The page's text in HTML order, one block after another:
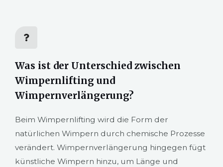
Was ist der Unterschied zwischen
Wimpernlifting und
Wimpernverlängerung?
Beim Wimpernlifting wird die Form der
natürlichen Wimpern durch chemische Prozesse
verändert. Wimpernverlängerung hingegen fügt
künstliche Wimpern hinzu, um Länge und